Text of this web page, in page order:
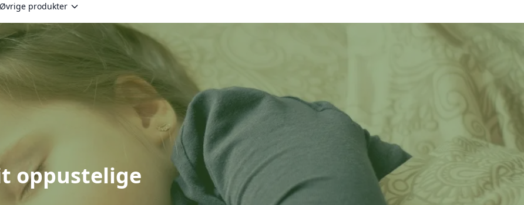
Øvrige produkter
oppustelige